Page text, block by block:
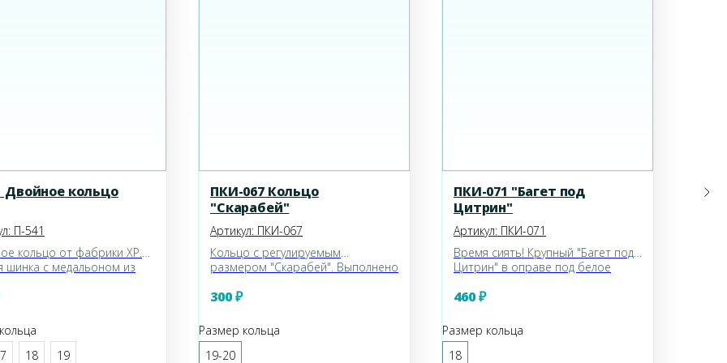
Двойное кольцо
П-541
кольцо от фабрики XP.
шинка с медальоном из
выполнено в
ширина около
смотрится на
пальцев, включая
18 19
ПКИ-067 Кольцо
"Скарабей"
Артикул: ПКИ-067
Кольцо с регулируемым
размером "Скарабей". Выполнено
Размер регулируется от 19 до 20.
300₽
Размер кольца
19-20
ПКИ-071 "Багет под
Цитрин"
Артикул: ПКИ-071
Время сиять! Крупный "Багет под
Цитрин" в оправе под белое
фианитами. Кристалл 1,4*1,1см.
460₽
Размер кольца
18
С-